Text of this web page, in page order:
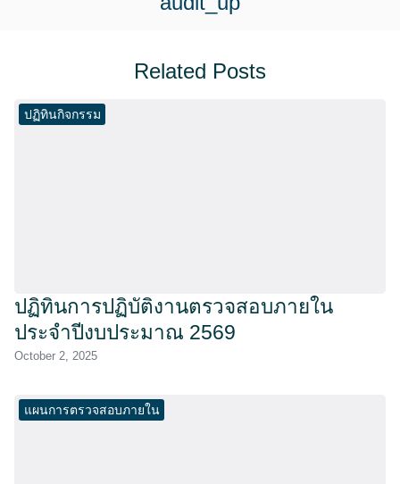
Related Posts
ปฏิทินกิจกรรม
ปฏิทินการปฏิบัติงานตรวจสอบภายใน
ประจำปีงบประมาณ 2569
October 2, 2025
แผนการตรวจสอบภายใน